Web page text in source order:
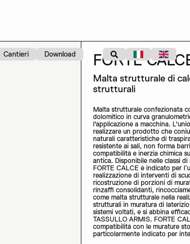
Cantieri Download FORTE
Malta strutturale di
strutturali
Malta strutturale confezionata
dolomitico in curva
l'applicazione a macchina.
realizzare un prodotto che
naturali caratteristiche di
resistente ai sali, non forma
compatibilità e inerzia chimica
antica. Disponibile nelle classi
FORTE CALCE è indicato per
realizzazione di interventi di
ricostruzione di porzioni di
rinzaffi consolidanti,
come malta strutturale nella
strutturali in muratura di
sistemi voltati, e si abbina
TASSULLO ARMIS. FORTE
compatibilità con le murature
particolarmente indicato per